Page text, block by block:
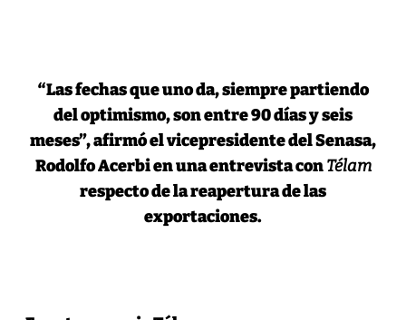
“Las fechas que uno da, siempre partiendo
del optimismo, son entre 90 días y seis
meses”,afirmó el vicepresidente del Senasa,
Rodolfo Acerbi en una entrevista conTélam
respecto de la reapertura de las
exportaciones.